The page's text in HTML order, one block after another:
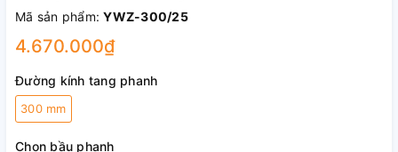
Mã sản phẩm:YWZ-300/25
4.670.000₫
Đường kính tang phanh
300 mm
Chọn bầu phanh